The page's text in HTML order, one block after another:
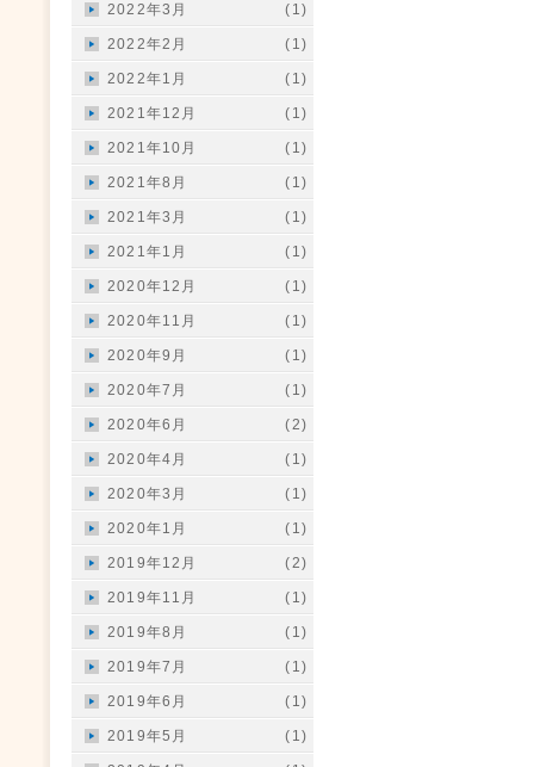
2022年3月 (1)
2022年2月 (1)
2022年1月 (1)
2021年12月 (1)
2021年10月 (1)
2021年8月 (1)
2021年3月 (1)
2021年1月 (1)
2020年12月 (1)
2020年11月 (1)
2020年9月 (1)
2020年7月 (1)
2020年6月 (2)
2020年4月 (1)
2020年3月 (1)
2020年1月 (1)
2019年12月 (2)
2019年11月 (1)
2019年8月 (1)
2019年7月 (1)
2019年6月 (1)
2019年5月 (1)